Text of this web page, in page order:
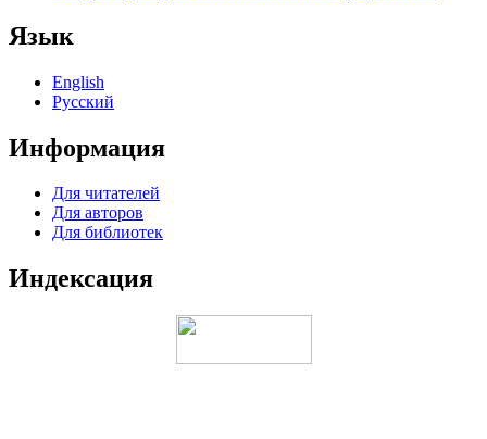
Язык
English
Русский
Информация
Для читателей
Для авторов
Для библиотек
Индексация